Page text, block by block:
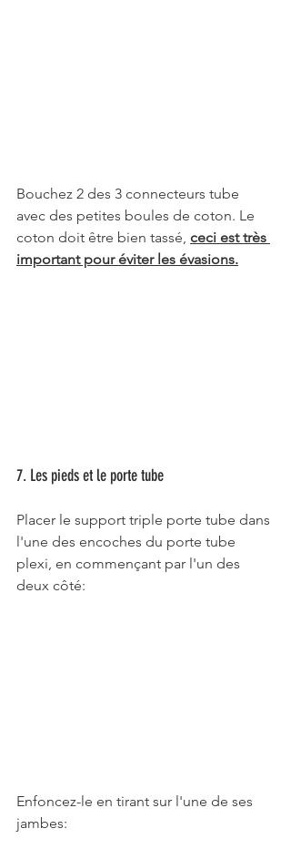
Bouchez 2 des 3 connecteurs tube
avec des petites boules de coton. Le
coton doit être bien tassé, ceci est très
important pour éviter les évasions.
7. Les pieds et le porte tube
Placer le support triple porte tube dans
l'une des encoches du porte tube
plexi, en commençant par l'un des
deux côté:
Enfoncez-le en tirant sur l'une de ses
jambes: